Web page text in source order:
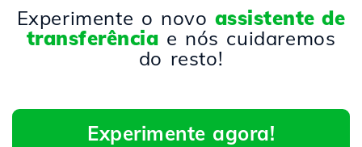
Experimente o novo assistente de
transferência e nós cuidaremos
do resto!
Experimente agora!